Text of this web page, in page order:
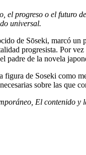
el progreso o el
universal.
de Sōseki, marcó
progresista. Por
padre de la novela
figura de Soseki como
sobre las que
El contenido